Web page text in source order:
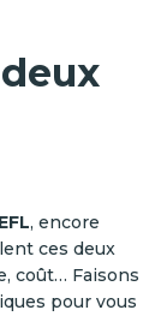
, encore
ces deux
coût… Faisons
pour vous